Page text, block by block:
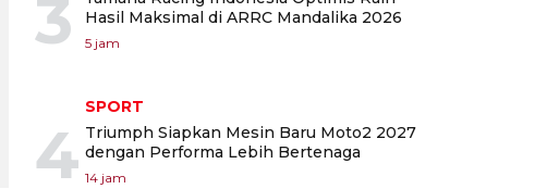
3
Hasil Maksimal di ARRC Mandalika 2026
5 jam
4
SPORT
Triumph Siapkan Mesin Baru Moto2 2027
dengan Performa Lebih Bertenaga
14 jam